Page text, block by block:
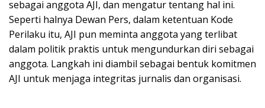
sebagai anggota AJI, dan mengatur tentang hal ini.
Seperti halnya Dewan Pers, dalam ketentuan Kode
Perilaku itu, AJI pun meminta anggota yang terlibat
dalam politik praktis untuk mengundurkan diri sebagai
anggota. Langkah ini diambil sebagai bentuk komitmen
AJI untuk menjaga integritas jurnalis dan organisasi.